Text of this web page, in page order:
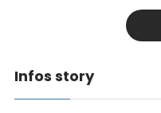
Infos story